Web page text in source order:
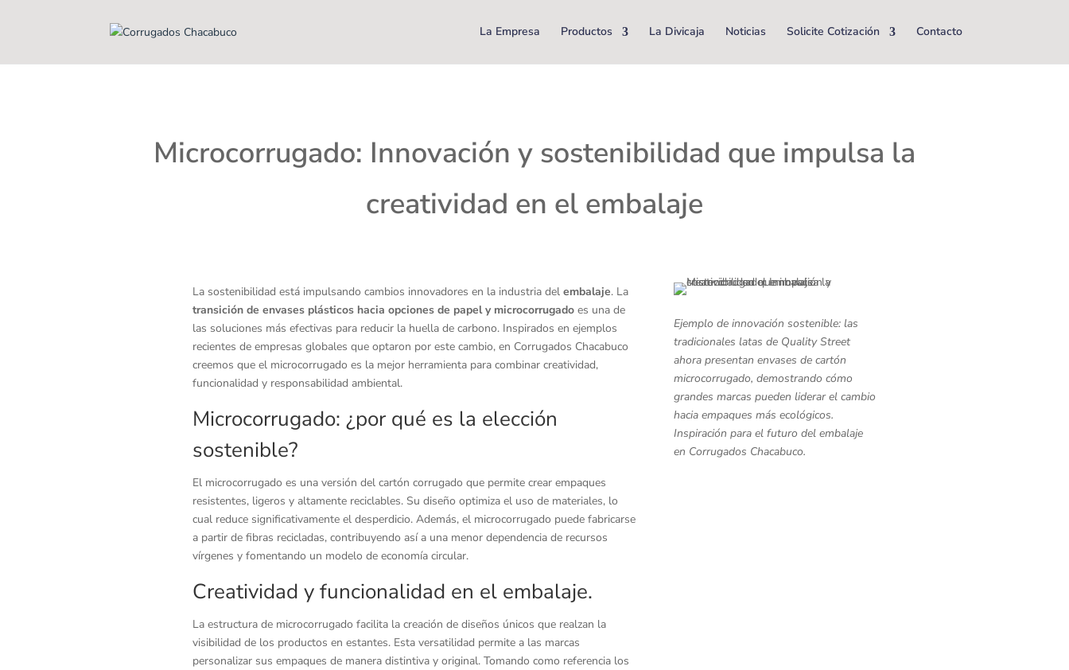
La Empresa Productos La Divicaja Noticias Solicite Cotización Contacto
Microcorrugado: Innovación y sostenibilidad que impulsa la
creatividad en el embalaje
La sostenibilidad está impulsando cambios innovadores en la industria del embalaje. La
transición de envases plásticos hacia opciones de papel y microcorrugadoes una de
las soluciones más efectivas para reducir la huella de carbono. Inspirados en ejemplos
recientes de empresas globales que optaron por este cambio, en Corrugados Chacabuco
creemos que el microcorrugado es la mejor herramienta para combinar creatividad,
funcionalidad y responsabilidad ambiental.
Microcorrugado: ¿por qué es la elección
sostenible?
El microcorrugado es una versión del cartón corrugado que permite crear empaques
resistentes, ligeros y altamente reciclables. Su diseño optimiza el uso de materiales, lo
cual reduce significativamente el desperdicio. Además, el microcorrugado puede fabricarse
a partir de fibras recicladas, contribuyendo así a una menor dependencia de recursos
vírgenes y fomentando un modelo de economía circular.
Creatividad y funcionalidad en el embalaje.
La estructura de microcorrugado facilita la creación de diseños únicos que realzan la
visibilidad de los productos en estantes. Esta versatilidad permite a las marcas
personalizar sus empaques de manera distintiva y original. Tomando como referencia los
Ejemplo de innovación sostenible: las
tradicionales latas de Quality Street
ahora presentan envases de cartón
microcorrugado, demostrando cómo
grandes marcas pueden liderar el cambio
hacia empaques más ecológicos.
Inspiración para el futuro del embalaje
en Corrugados Chacabuco.